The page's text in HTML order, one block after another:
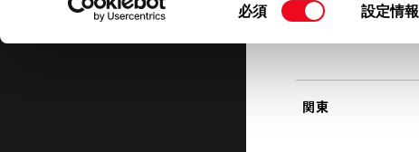
て」をご覧ください。
同
必須 設定情報
東北
関東